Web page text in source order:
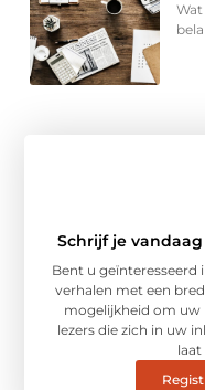
Schrijf je
Bent u geïnteresseerd
verhalen met een
mogelijkheid om uw
lezers die zich in uw